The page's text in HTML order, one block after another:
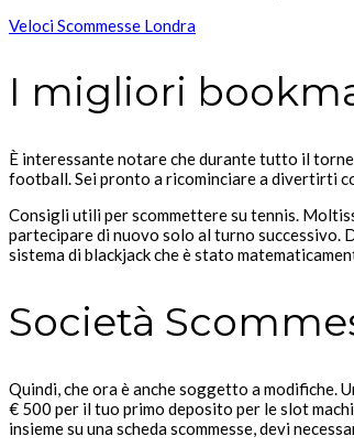
Veloci Scommesse Londra
I migliori
È interessante notare che durante tutto il
football. Sei pronto a ricominciare a divertirti
Consigli utili per scommettere su tennis.
partecipare di nuovo solo al turno successivo.
sistema di blackjack che è stato
Società
Quindi, che ora è anche soggetto a modifiche.
€ 500 per il tuo primo deposito per le slot
insieme su una scheda scommesse, devi